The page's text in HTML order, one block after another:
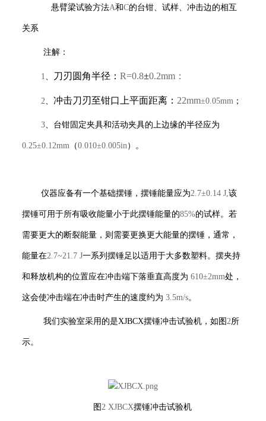
悬臂梁试验方法A和C的台钳、试样、冲击边的相互
关系
注解：
1 刀刃圆角半径：R=0.8±0.2mm：
2 、冲击刀刃至钳口上平面距离： 22mm±0.05mm ；
3 、台钳固定夹具和活动夹具的上边缘的半径应为
0.25±0.12mm （0.010±0.005in ）。
仪器应备有一个基础摆锤，摆锤能量应为2.7±0.14 J,该
摆锤可用于所有吸收能量小于此摆锤能量的85%的试样。若
需要更大的断裂能量，则需要更换更大能量的摆锤，通常，
能量在2.7~21.7 J一系列摆锤足以适用于大多数塑料。摆夹持
和释放机构的位置应在冲击端下落垂直高度为 610±2mm处，
这会使冲击端在冲击时产生的速度约为 3.5m/s。
我们实验室采用的是XJBCX摆锤冲击试验机，如图 2所
示。
图 2 XJBCX摆锤冲击试验机